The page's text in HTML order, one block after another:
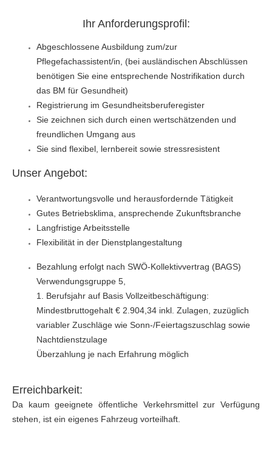
Ihr Anforderungsprofil:
Abgeschlossene Ausbildung zum/zur
Pflegefachassistent/in, (bei ausländischen Abschlüssen
benötigen Sie eine entsprechende Nostrifikation durch
das BM für Gesundheit)
Registrierung im Gesundheitsberuferegister
Sie zeichnen sich durch einen wertschätzenden und
freundlichen Umgang aus
Sie sind flexibel, lernbereit sowie stressresistent
Unser Angebot:
Verantwortungsvolle und herausfordernde Tätigkeit
Gutes Betriebsklima, ansprechende Zukunftsbranche
Langfristige Arbeitsstelle
Flexibilität in der Dienstplangestaltung
Bezahlung erfolgt nach SWÖ-Kollektivvertrag (BAGS)
Verwendungsgruppe 5,
1. Berufsjahr auf Basis Vollzeitbeschäftigung:
Mindestbruttogehalt € 2.904,34 inkl. Zulagen, zuzüglich
variabler Zuschläge wie Sonn-/Feiertagszuschlag sowie
Nachtdienstzulage
Überzahlung je nach Erfahrung möglich
Erreichbarkeit:
Da kaum geeignete öffentliche Verkehrsmittel zur Verfügung
stehen, ist ein eigenes Fahrzeug vorteilhaft.